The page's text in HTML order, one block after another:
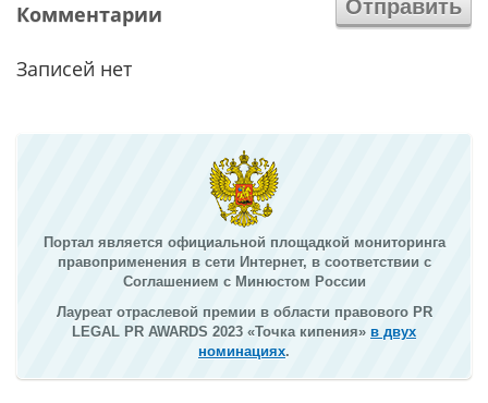
Комментарии
Записей нет
Портал является официальной площадкой мониторинга
правоприменения в сети Интернет, в соответствии с
Соглашением с Минюстом России
Лауреат отраслевой премии в области правового PR
LEGAL PR AWARDS 2023 «Точка кипения» в двух
номинациях.